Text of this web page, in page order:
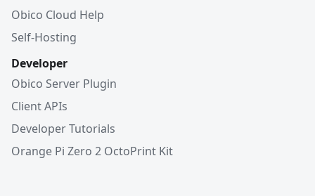
Obico Cloud Help
Self-Hosting
Developer
Obico Server Plugin
Client APIs
Developer Tutorials
Orange Pi Zero 2 OctoPrint Kit